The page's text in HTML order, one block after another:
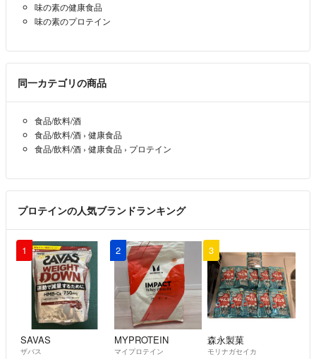
味の素の健康食品
味の素のプロテイン
同一カテゴリの商品
食品/飲料/酒
食品/飲料/酒 › 健康食品
食品/飲料/酒 › 健康食品 › プロテイン
プロテインの人気ブランドランキング
1
SAVAS
ザバス
2
MYPROTEIN
マイプロテイン
3
森永製菓
モリナガセイカ